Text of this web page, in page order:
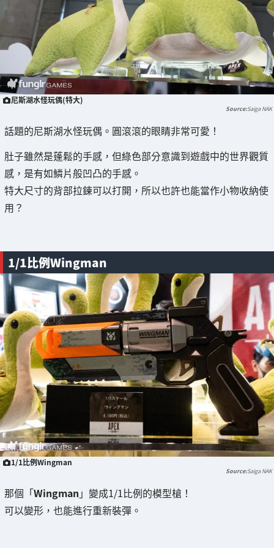
尼斯湖水怪玩偶(特大)
Saiga NAK
話題的尼斯湖水怪玩偶。圓滾滾的眼睛非常可愛！
肚子雖然是蓬鬆的手感，但綠色部分意識到遊戲中的世界觀質
感，是有如鱗片般凹凸的手感。
特大尺寸的背部拉鍊可以打開，所以也許也能當作小物收納使
用？
1/1比例Wingman
1/1比例Wingman
Saiga NAK
那個「Wingman 」變成1/1比例的模型槍！
可以變形，也能進行重新裝彈。